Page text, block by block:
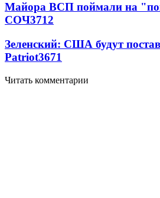
Майора ВСП поймали на
СОЧ3712
Зеленский: США будут
Patriot3671
Читать комментарии